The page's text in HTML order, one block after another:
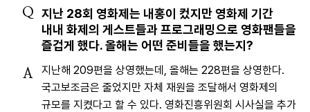
Q 지난 28회 영화제는 내홍이 컸지만 영화제 기간
내내 화제의 게스트들과 프로그래밍으로 영화팬들을
즐겁게 했다. 올해는 어떤 준비들을 했는지?
A
지난해 209편을 상영했는데, 올해는 228편을 상영한다.
국고보조금은 줄었지만 자체 재원을 조달해서 영화제의
규모를 지켰다고 할 수 있다. 영화진흥위원회 시사실을 추가